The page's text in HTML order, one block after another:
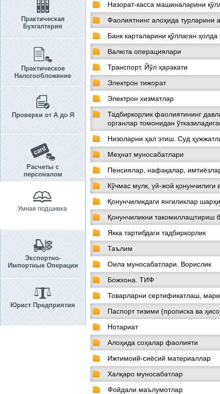
Практическая
Бухгалтерия
Практическое
Налогообложение
Проверки от А до Я
Расчеты с
персоналом
Умная подшивка
Экспортно-
Импортные Операции
Юрист Предприятия
Назорат-касса машиналарини
Фаолиятнинг алоҳида турларини
Банк карталарини қўллаган ҳолда
Валюта операциялари
Транспорт. Йўл ҳаракати
Электрон тижорат
Электрон хизматлар
Тадбиркорлик фаолиятининг
органлар томонидан
Низоларни ҳал этиш. Суд
Меҳнат муносабатлари
Пенсиялар, нафақалар,
Кўчмас мулк, уй-жой
Қонунчиликдаги янгиликлар
Қонунчиликни такомиллаштириш
Якка тартибдаги тадбиркорлик
Таълим
Оила муносабатлари. Ворислик
Божхона. ТИФ
Товарларни сертификатлаш,
Паспорт тизими (прописка ва
Нотариат
Алоҳида соҳалар фаолияти
Ижтимоий-сиёсий материаллар
Халқаро муносабатлар
Фойдали маълумотлар